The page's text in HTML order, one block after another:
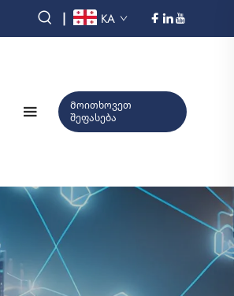
| KA
Მოითხოვეთ
შეფასება